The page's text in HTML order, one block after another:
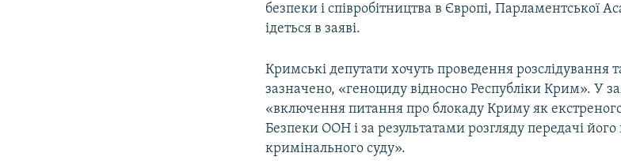
безпеки і співробітництва в Європі, Парламентської
ідеться в заяві.
Кримські депутати хочуть проведення розслідування
зазначено, «геноциду відносно Республіки Крим». У
«включення питання про блокаду Криму як
Безпеки ООН і за результатами розгляду передачі
кримінального суду».